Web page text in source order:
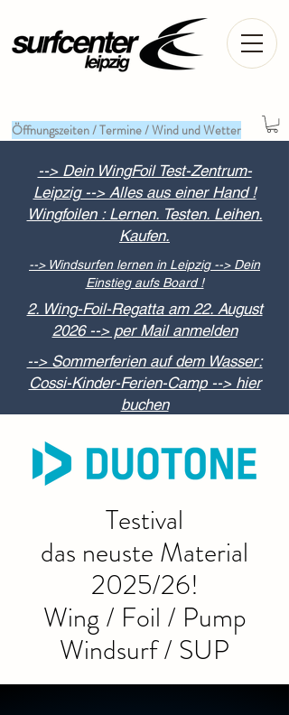
Öffnungszeiten / Termine / Wind und Wetter
--> Dein WingFoil Test-Zentrum-
Leipzig --> Alles aus einer Hand !
Wingfoilen : Lernen. Testen. Leihen.
Kaufen.
--> Windsurfen lernen in Leipzig --> Dein
Einstieg aufs Board !
2. Wing-Foil-Regatta am 22. August
2026 --> per Mail anmelden
--> Sommerferien auf dem Wasser:
Cossi-Kinder-Ferien-Camp --> hier
buchen
Testival
das neuste Material
2025/26!
Wing / Foil / Pump
Windsurf / SUP